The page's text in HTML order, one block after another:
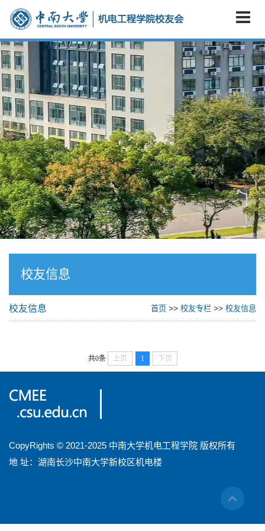
校友信息
校友信息 首页 >> 校友专栏 >> 校友信息
共0条 上页 1 下页
CopyRights © 2021-2025 中南大学机电工程学院 版权所有
地 址：湖南长沙中南大学新校区机电楼